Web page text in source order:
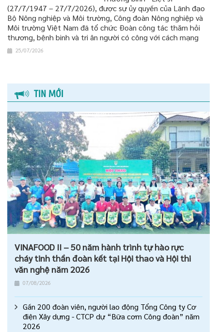
(27/7/1947 – 27/7/2026), được sự ủy quyền của Lãnh đạo
Bộ Nông nghiệp và Môi trường, Công đoàn Nông nghiệp và
Môi trường Việt Nam đã tổ chức Đoàn công tác thăm hỏi
thương, bệnh binh và tri ân người có công với cách mạng
25/07/2026
TIN MỚI
VINAFOOD II – 50 năm hành trình tự hào rực
cháy tinh thần đoàn kết tại Hội thao và Hội thi
văn nghệ năm 2026
07/08/2026
Gần 200 đoàn viên, người lao động Tổng Công ty Cơ
điện Xây dựng - CTCP dự “Bữa cơm Công đoàn” năm
2026